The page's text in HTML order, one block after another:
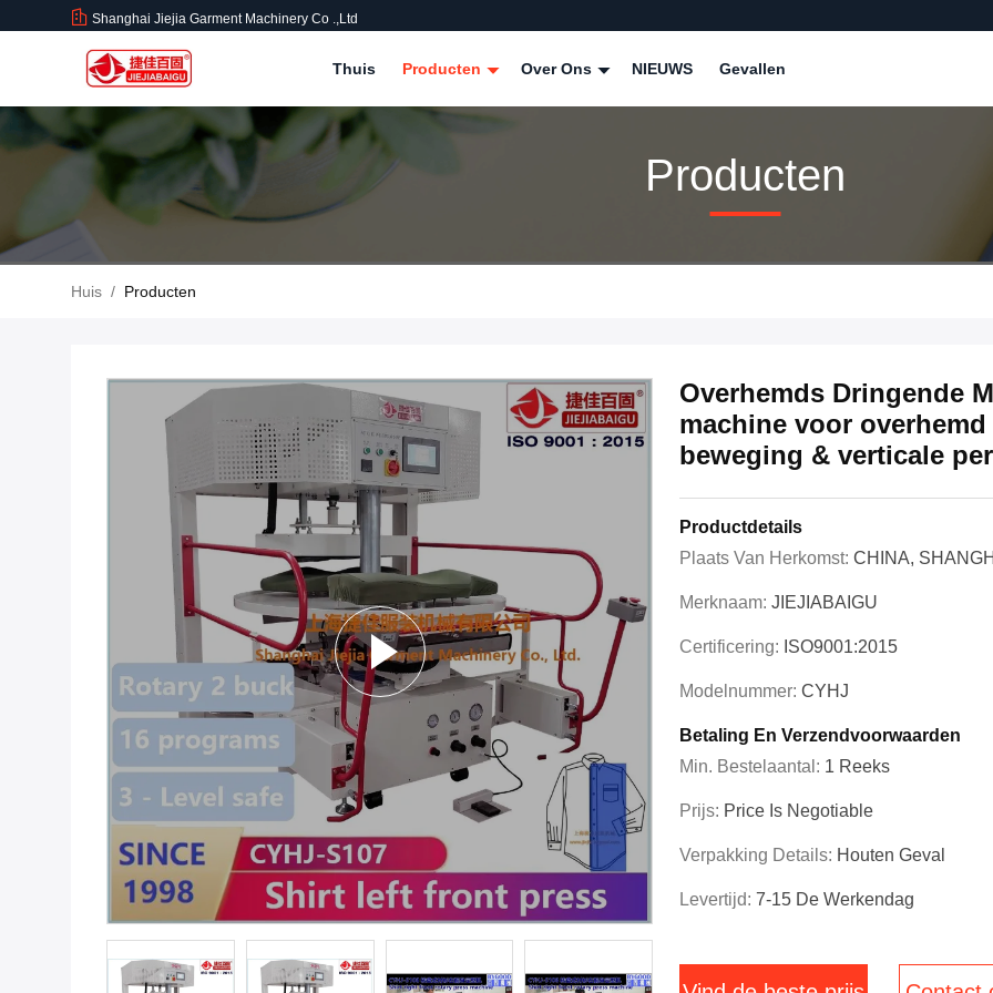
Shanghai Jiejia Garment Machinery Co .,ltd
Thuis Producten Over Ons NIEUWS Gevallen
Producten
Huis / Producten
Overhemds Dringende
machine voor
beweging & verticale
Productdetails
Plaats Van Herkomst: CHINA,
Merknaam: JIEJIABAIGU
Certificering: ISO9001:2015
Modelnummer: CYHJ
Betaling En Verzendvoorwaarden
Min. Bestelaantal: 1 Reeks
Prijs: Price Is Negotiable
Verpakking Details: Houten Geval
Levertijd: 7-15 De Werkendag